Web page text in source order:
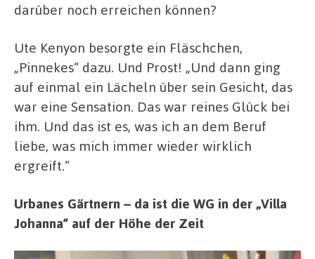
darüber noch erreichen können?
Ute Kenyon besorgte ein Fläschchen,
„Pinnekes“ dazu. Und Prost! „Und dann ging
auf einmal ein Lächeln über sein Gesicht, das
war eine Sensation. Das war reines Glück bei
ihm. Und das ist es, was ich an dem Beruf
liebe, was mich immer wieder wirklich
ergreift.“
Urbanes Gärtnern – da ist die WG in der „Villa
Johanna“ auf der Höhe der Zeit